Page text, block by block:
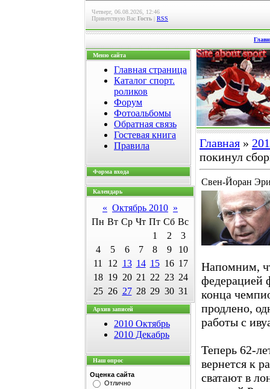
Четверг, 06.08.2026, 12:46
Приветствую Вас Гость | RSS
Меню сайта
Главная страница
Каталог спорт.
роликов
Форум
Фотоальбомы
Обратная связь
Гостевая книга
Правила
Форма входа
Календарь
« Октябрь 2010 »
Пн Вт Ср Чт Пт Сб Вс
1
2
3
4
5 6 7 8 9
10
11
12 13 14 15 16 17
18 19 20 21 22 23 24
25 26 27 28 29 30 31
Архив записей
2010 Октябрь
2010 Декабрь
Наш опрос
Оценка сайта
Отлично
Главная »
покинул
Свен-Йоран
Напомним,
федерацией
конца
продлено,
работы с
Теперь 62-
вернется к
сватают в